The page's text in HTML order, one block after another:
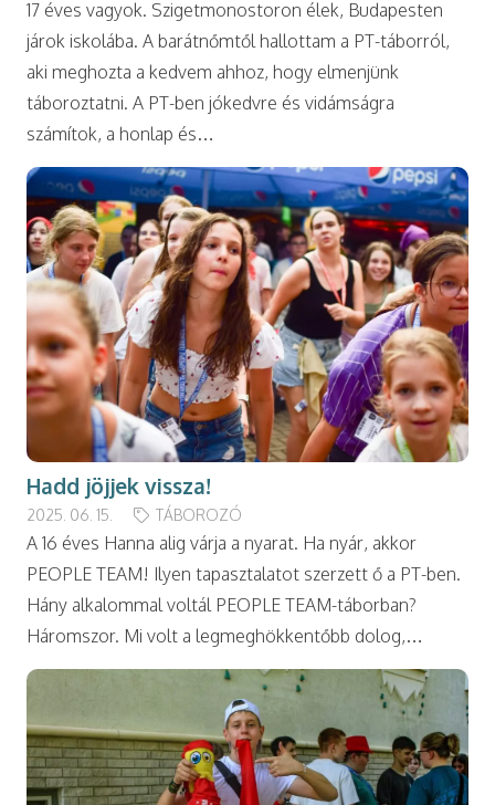
17 éves vagyok. Szigetmonostoron élek, Budapesten
járok iskolába. A barátnőmtől hallottam a PT-táborról,
aki meghozta a kedvem ahhoz, hogy elmenjünk
táboroztatni. A PT-ben jókedvre és vidámságra
számítok, a honlap és…
Hadd jöjjek vissza!
2025. 06. 15. TÁBOROZÓ
A 16 éves Hanna alig várja a nyarat. Ha nyár, akkor
PEOPLE TEAM! Ilyen tapasztalatot szerzett ő a PT-ben.
Hány alkalommal voltál PEOPLE TEAM-táborban?
Háromszor. Mi volt a legmeghökkentőbb dolog,…